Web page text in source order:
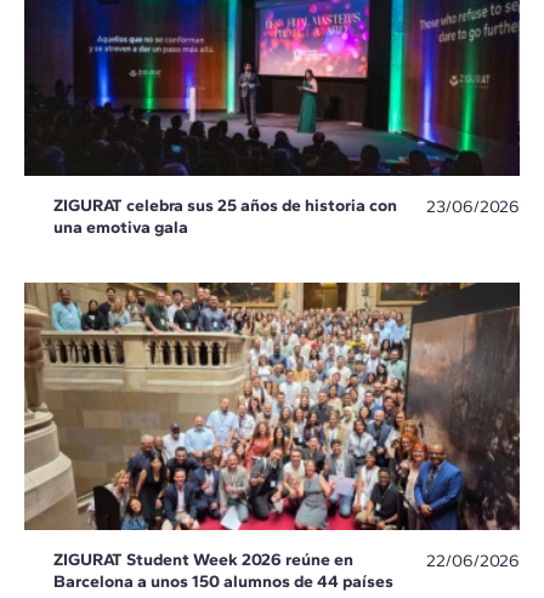
ZIGURAT celebra sus 25 años de historia con
una emotiva gala
23/06/2026
ZIGURAT Student Week 2026 reúne en
Barcelona a unos 150 alumnos de 44 países
22/06/2026